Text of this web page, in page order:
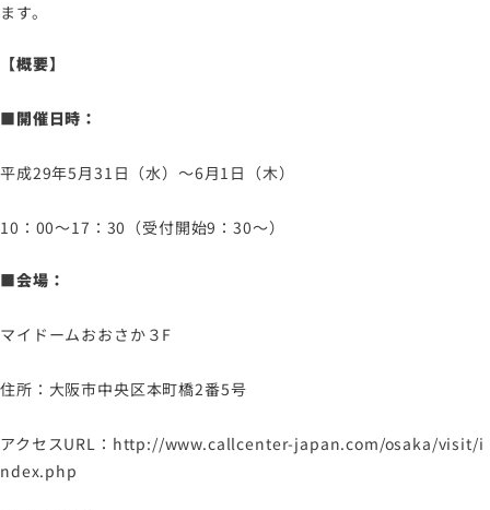
メールマガジン
ます。
【概要】
■開催日時：
平成29年5月31日（水）～6月1日（木）
10：00～17：30（受付開始9：30～）
■会場：
マイドームおおさか３F
住所：大阪市中央区本町橋2番5号
アクセスURL：http://www.callcenter-japan.com/osaka/visit/i
ndex.php